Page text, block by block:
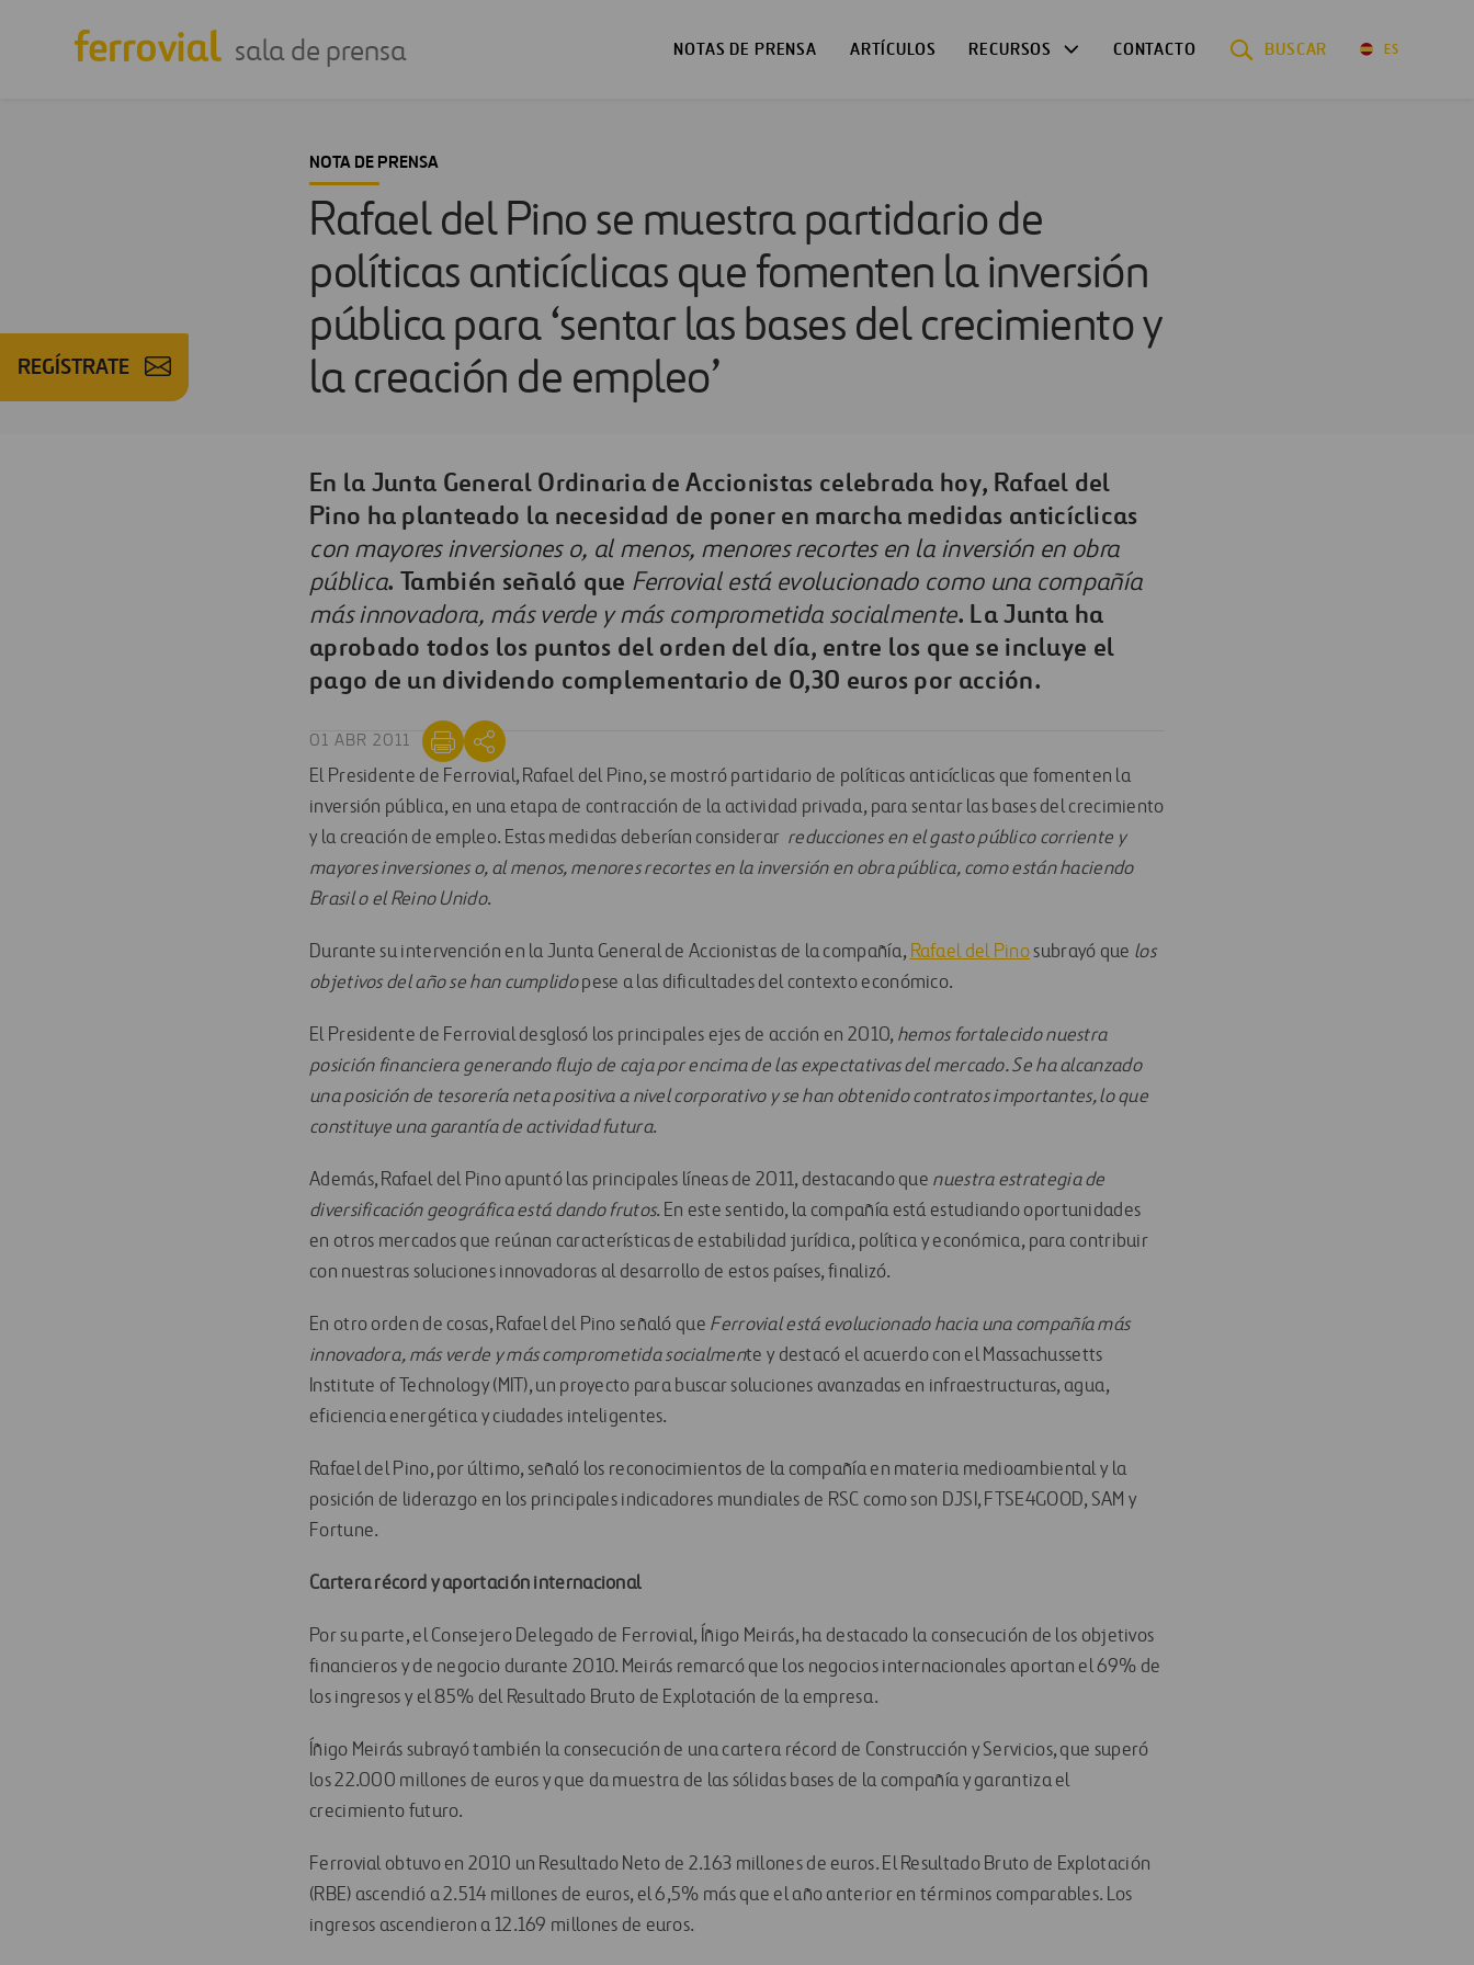
sala de prensa NOTAS DE PRENSA ARTÍCULOS RECURSOS CONTACTO BUSCAR ES
REGÍSTRATE
NOTA DE PRENSA
Rafael del Pino se muestra partidario de
políticas anticíclicas que fomenten la inversión
pública para ‘sentar las bases del crecimiento y
la creación de empleo’
En la Junta General Ordinaria de Accionistas celebrada hoy, Rafael del
Pino ha planteado la necesidad de poner en marcha medidas anticíclicas
con mayores inversiones o, al menos, menores recortes en la inversión en obra
pública. También señaló que  Ferrovial está evolucionado como una compañía
más innovadora, más verde y más comprometida socialmente. La Junta ha
aprobado todos los puntos del orden del día, entre los que se incluye el
pago de un dividendo complementario de 0,30 euros por acción.
01 ABR 2011
El Presidente de Ferrovial, Rafael del Pino, se mostró partidario de políticas anticíclicas que fomenten la
inversión pública, en una etapa de contracción de la actividad privada, para sentar las bases del crecimiento
y la creación de empleo. Estas medidas deberían considerar reducciones en el gasto público corriente y
mayores inversiones o, al menos, menores recortes en la inversión en obra pública, como están haciendo
Brasil o el Reino Unido.
Durante su intervención en la Junta General de Accionistas de la compañía, Rafael del Pinosubrayó que los
objetivos del año se han cumplidopese a las dificultades del contexto económico.
El Presidente de Ferrovial desglosó los principales ejes de acción en 2010, hemos fortalecido nuestra
posición financiera generando flujo de caja por encima de las expectativas del mercado. Se ha alcanzado
una posición de tesorería neta positiva a nivel corporativo y se han obtenido contratos importantes, lo que
constituye una garantía de actividad futura.
Además, Rafael del Pino apuntó las principales líneas de 2011, destacando que nuestra estrategia de
diversificación geográfica está dando frutos. En este sentido, la compañía está estudiando oportunidades
en otros mercados que reúnan características de estabilidad jurídica, política y económica, para contribuir
con nuestras soluciones innovadoras al desarrollo de estos países, finalizó.
En otro orden de cosas, Rafael del Pino señaló que Ferrovial está evolucionado hacia una compañía más
innovadora, más verde y más comprometida socialmente y destacó el acuerdo con el Massachussetts
Institute of Technology (MIT), un proyecto para buscar soluciones avanzadas en infraestructuras, agua,
eficiencia energética y ciudades inteligentes.
Rafael del Pino, por último, señaló los reconocimientos de la compañía en materia medioambiental y la
posición de liderazgo en los principales indicadores mundiales de RSC como son DJSI, FTSE4GOOD, SAM y
Fortune.
Cartera récord y aportación internacional
Por su parte, el Consejero Delegado de Ferrovial, Íñigo Meirás, ha destacado la consecución de los objetivos
financieros y de negocio durante 2010. Meirás remarcó que los negocios internacionales aportan el 69% de
los ingresos y el 85% del Resultado Bruto de Explotación de la empresa.
Íñigo Meirás subrayó también la consecución de una cartera récord de Construcción y Servicios, que superó
los 22.000 millones de euros y que da muestra de las sólidas bases de la compañía y garantiza el
crecimiento futuro.
Ferrovial obtuvo en 2010 un Resultado Neto de 2.163 millones de euros. El Resultado Bruto de Explotación
(RBE) ascendió a 2.514 millones de euros, el 6,5% más que el año anterior en términos comparables. Los
ingresos ascendieron a 12.169 millones de euros.